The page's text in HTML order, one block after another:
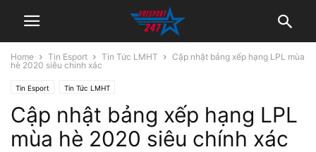
Home Tin Esport Tin Tức LMHT
Cập nhật bảng xếp hạng LPL mùa
hè 2020 siêu chính xác
Tin Esport Tin Tức LMHT
Cập nhật bảng xếp hạng LPL
mùa hè 2020 siêu chính xác